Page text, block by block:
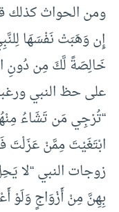
ومن الحواث كذلك
إِن وَهَبَتْ نَفْسَهَا
خَالِصَةً لَّكَ مِن دُونِ
على حظ النبي
“تُرْجِي مَن تَشَاءُ
ابْتَغَيْتَ مِمَّنْ عَزَلْتَ
زوجات النبي “لا
بِهِنَّ مِنْ أَزْوَاجٍ وَلَوْ